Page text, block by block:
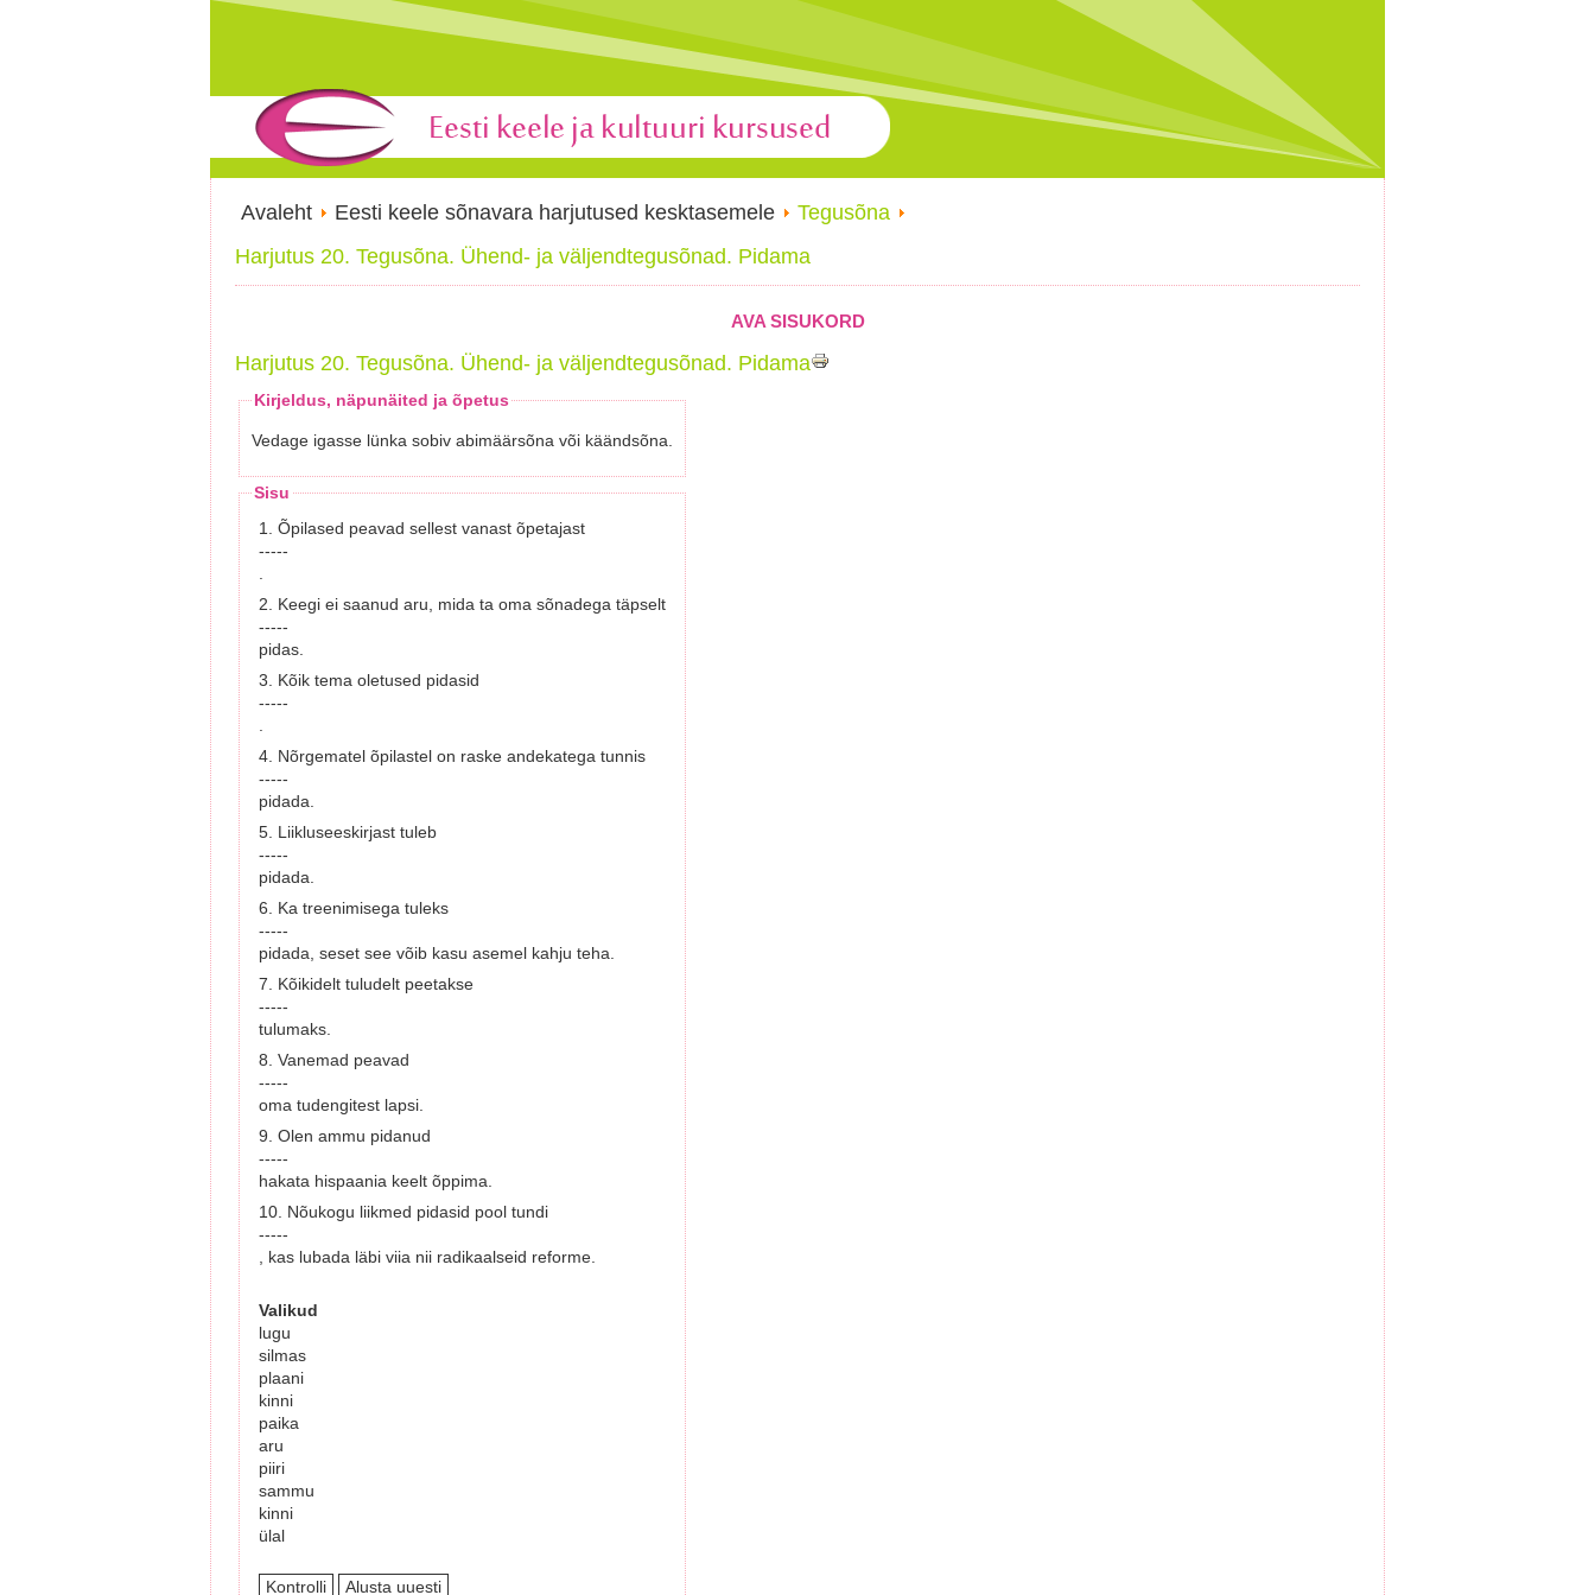
Avaleht Eesti keele sõnavara harjutused kesktasemele
Tegusõna
Harjutus 20. Tegusõna. Ühend- ja väljendtegusõnad. Pidama
AVA SISUKORD
Harjutus 20. Tegusõna. Ühend- ja väljendtegusõnad. Pidama
Kirjeldus, näpunäited ja õpetus
Vedage igasse lünka sobiv abimäärsõna või käändsõna.
Sisu
1. Õpilased peavad sellest vanast õpetajast
-----
2. Keegi ei saanud aru, mida ta oma sõnadega täpselt
-----
pidas.
3. Kõik tema oletused pidasid
-----
4. Nõrgematel õpilastel on raske andekatega tunnis
-----
pidada.
5. Liikluseeskirjast tuleb
-----
pidada.
6. Ka treenimisega tuleks
-----
pidada, seset see võib kasu asemel kahju teha.
7. Kõikidelt tuludelt peetakse
-----
tulumaks.
8. Vanemad peavad
-----
oma tudengitest lapsi.
9. Olen ammu pidanud
-----
hakata hispaania keelt õppima.
10. Nõukogu liikmed pidasid pool tundi
-----
, kas lubada läbi viia nii radikaalseid reforme.
Valikud
lugu
silmas
plaani
kinni
paika
aru
piiri
sammu
kinni
ülal